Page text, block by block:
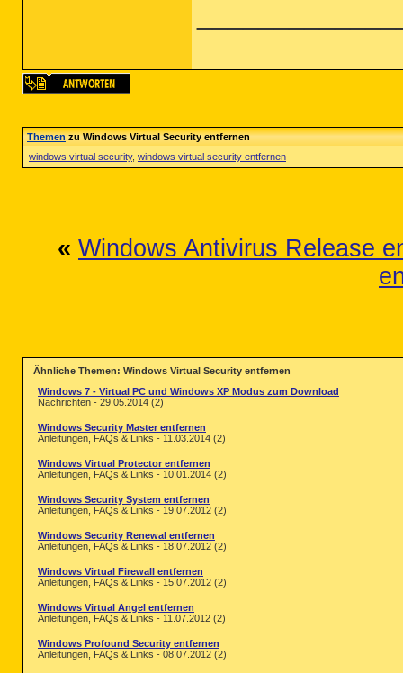
Themenzu Windows Virtual Security entfernen
windows virtual security, windows virtual security entfernen
« Windows Antivirus Release
Ähnliche Themen: Windows Virtual Security entfernen
Windows 7 - Virtual PC und Windows XP Modus zum Download
Nachrichten - 29.05.2014 (2)
Windows Security Master entfernen
Anleitungen, FAQs & Links - 11.03.2014 (2)
Windows Virtual Protector entfernen
Anleitungen, FAQs & Links - 10.01.2014 (2)
Windows Security System entfernen
Anleitungen, FAQs & Links - 19.07.2012 (2)
Windows Security Renewal entfernen
Anleitungen, FAQs & Links - 18.07.2012 (2)
Windows Virtual Firewall entfernen
Anleitungen, FAQs & Links - 15.07.2012 (2)
Windows Virtual Angel entfernen
Anleitungen, FAQs & Links - 11.07.2012 (2)
Windows Profound Security entfernen
Anleitungen, FAQs & Links - 08.07.2012 (2)